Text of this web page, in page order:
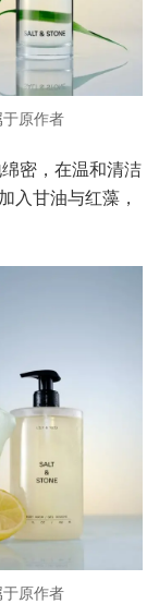
原作者
密，在温和清洁
入甘油与红藻，
原作者